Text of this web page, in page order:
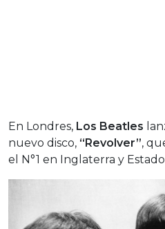
En Londres, Los Beatles
nuevo disco, “Revolver”,
el N°1 en Inglaterra y